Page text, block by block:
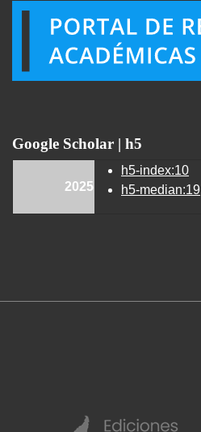
Google Scholar | h5
2025
h5-index:10
h5-median:19